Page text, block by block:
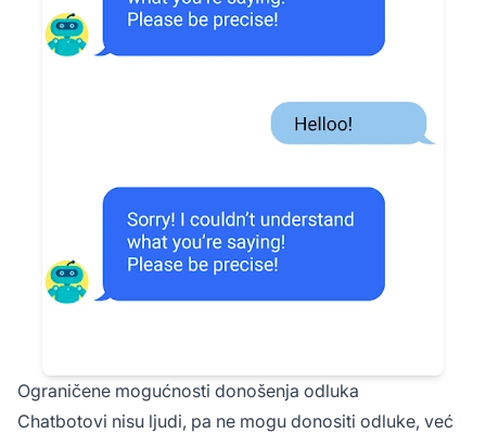
Ograničene mogućnosti donošenja odluka
Chatbotovi nisu ljudi, pa ne mogu donositi odluke, već